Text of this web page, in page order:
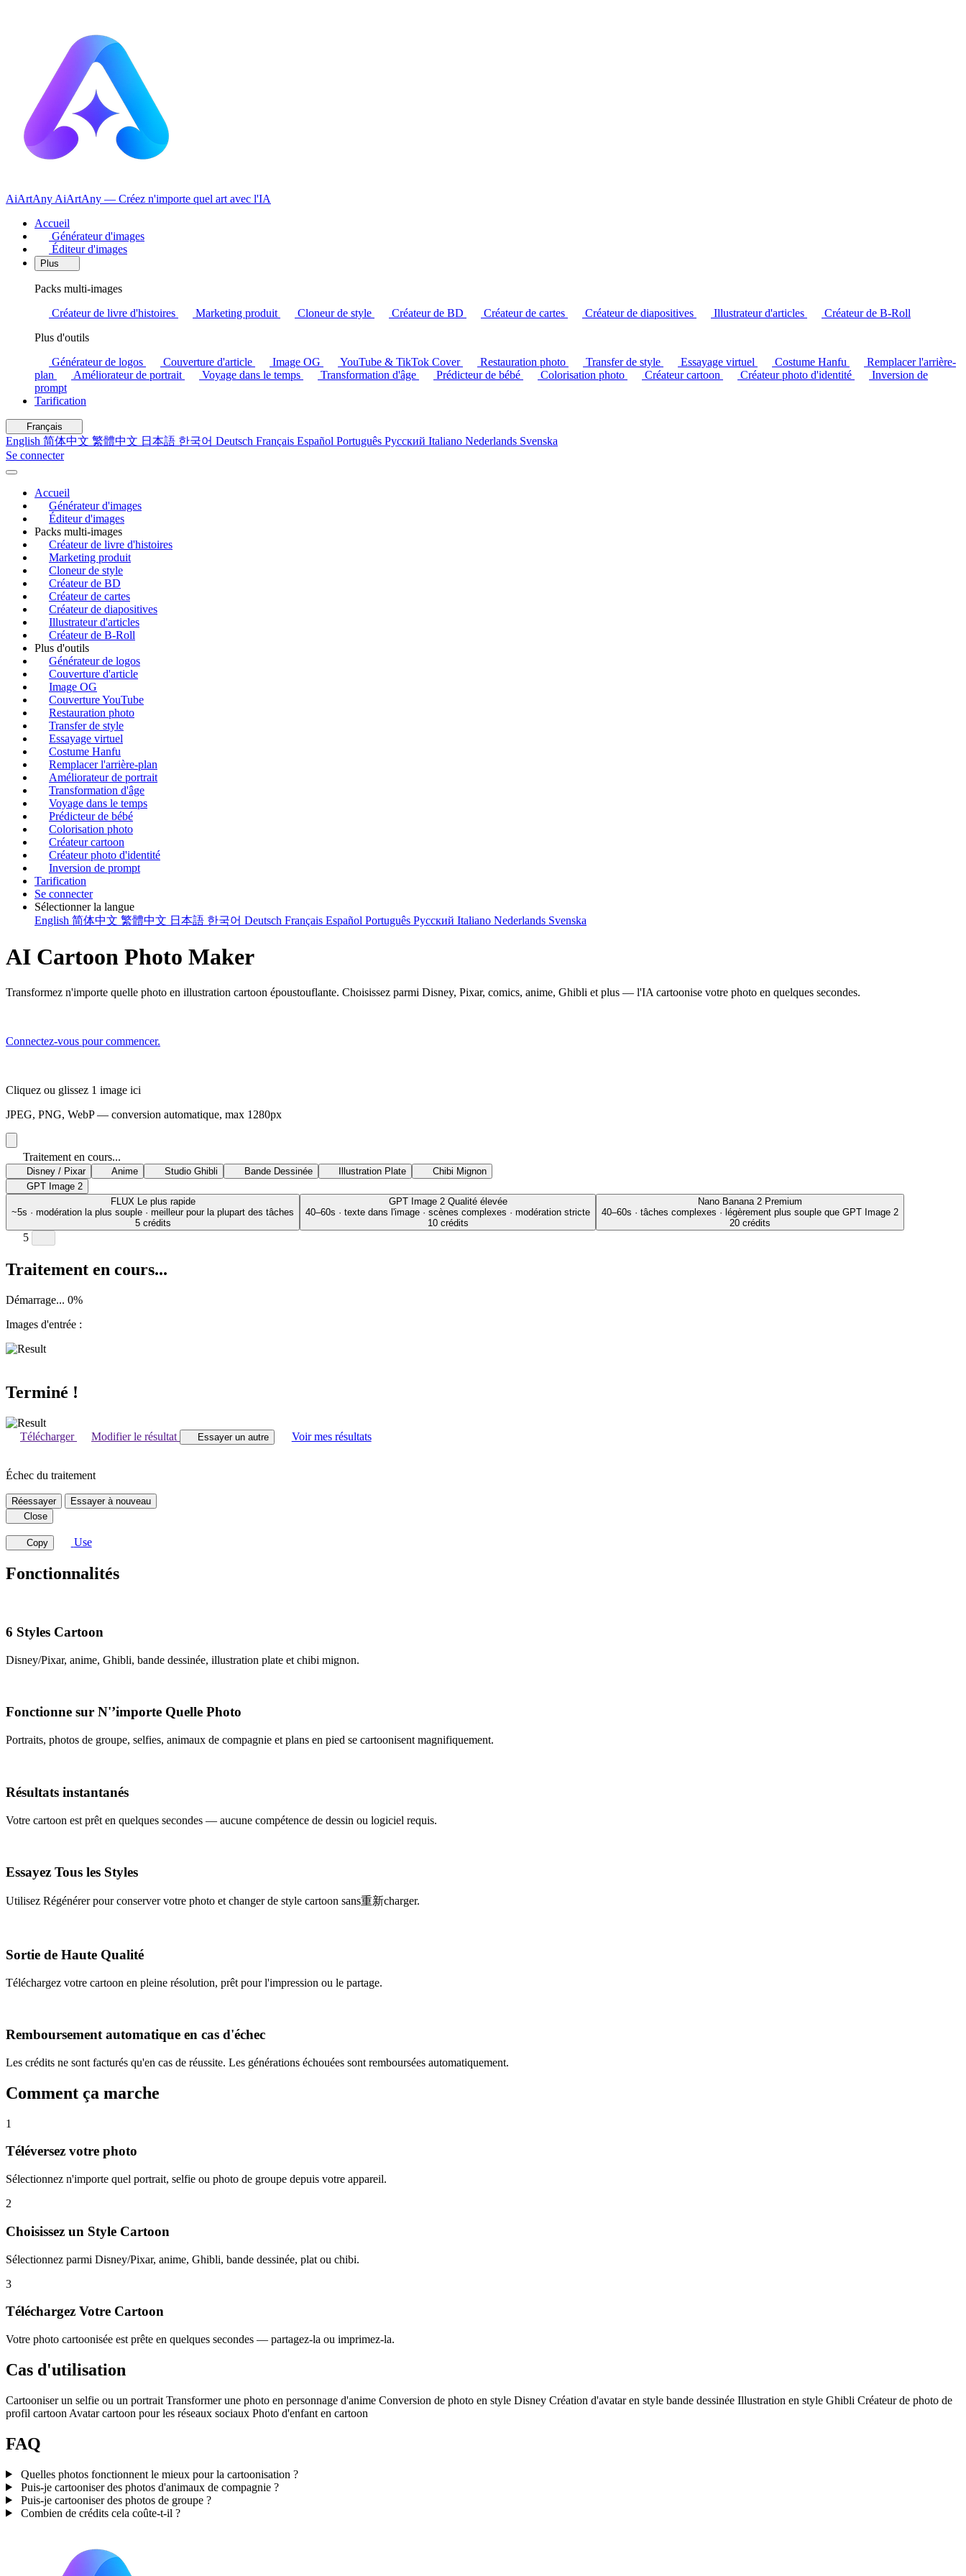
AiArtAny AiArtAny — Créez n'importe quel art avec l'IA
Accueil
Générateur d'images
Éditeur d'images
Plus
Packs multi-images
Créateur de livre d'histoires
Marketing produit Cloneur de style Créateur de BD Créateur de cartes Créateur de diapositives Illustrateur d'articles
Créateur de B-Roll
Plus d'outils
Générateur de logos
Couverture d'article Image OG YouTube & TikTok Cover Restauration photo Transfer de style Essayage virtuel Costume Hanfu
Remplacer l'arrière-
plan
Améliorateur de portrait Voyage dans le temps Transformation d'âge Prédicteur de bébé Colorisation photo Créateur cartoon Créateur photo d'identité
Inversion de
prompt
Tarification
Français
English 简体中文 繁體中文 日本語 한국어 Deutsch Français Español Português Русский Italiano Nederlands Svenska
Se connecter
Accueil
Générateur d'images
Éditeur d'images
Packs multi-images
Créateur de livre d'histoires
Marketing produit
Cloneur de style
Créateur de BD
Créateur de cartes
Créateur de diapositives
Illustrateur d'articles
Créateur de B-Roll
Plus d'outils
Générateur de logos
Couverture d'article
Image OG
Couverture YouTube
Restauration photo
Transfer de style
Essayage virtuel
Costume Hanfu
Remplacer l'arrière-plan
Améliorateur de portrait
Transformation d'âge
Voyage dans le temps
Prédicteur de bébé
Colorisation photo
Créateur cartoon
Créateur photo d'identité
Inversion de prompt
Tarification
Se connecter
Sélectionner la langue
English 简体中文 繁體中文 日本語 한국어 Deutsch Français Español Português Русский Italiano Nederlands Svenska
AI Cartoon Photo Maker
Transformez n'importe quelle photo en illustration cartoon époustouflante. Choisissez parmi Disney, Pixar, comics, anime, Ghibli et plus — l'IA cartoonise votre photo en quelques secondes.
Connectez-vous pour commencer.
Cliquez ou glissez 1 image ici
JPEG, PNG, WebP — conversion automatique, max 1280px
Traitement en cours...
Disney / Pixar Anime Studio Ghibli Bande Dessinée Illustration Plate
Chibi Mignon
GPT Image 2
FLUX
Le plus rapide
~5s · modération la plus souple · meilleur pour la plupart des tâches
5 crédits
GPT Image 2 Qualité élevée
40–60s · texte dans l'image · scènes complexes · modération stricte
10 crédits
Nano Banana 2 Premium
40–60s · tâches complexes · légèrement plus souple que GPT Image 2
20 crédits
5
Traitement en cours...
Démarrage... 0%
Images d'entrée :
Terminé !
Télécharger Modifier le résultat Essayer un autre Voir mes résultats
Échec du traitement
Réessayer
Essayer à nouveau
Close
Copy Use
Fonctionnalités
6 Styles Cartoon
Disney/Pixar, anime, Ghibli, bande dessinée, illustration plate et chibi mignon.
Fonctionne sur N'’importe Quelle Photo
Portraits, photos de groupe, selfies, animaux de compagnie et plans en pied se cartoonisent magnifiquement.
Résultats instantanés
Votre cartoon est prêt en quelques secondes — aucune compétence de dessin ou logiciel requis.
Essayez Tous les Styles
Utilisez Régénérer pour conserver votre photo et changer de style cartoon sans重新charger.
Sortie de Haute Qualité
Téléchargez votre cartoon en pleine résolution, prêt pour l'impression ou le partage.
Remboursement automatique en cas d'échec
Les crédits ne sont facturés qu'en cas de réussite. Les générations échouées sont remboursées automatiquement.
Comment ça marche
1
Téléversez votre photo
Sélectionnez n'importe quel portrait, selfie ou photo de groupe depuis votre appareil.
2
Choisissez un Style Cartoon
Sélectionnez parmi Disney/Pixar, anime, Ghibli, bande dessinée, plat ou chibi.
3
Téléchargez Votre Cartoon
Votre photo cartoonisée est prête en quelques secondes — partagez-la ou imprimez-la.
Cas d'utilisation
Cartooniser un selfie ou un portrait Transformer une photo en personnage d'anime Conversion de photo en style Disney Création d'avatar en style bande dessinée Illustration en style Ghibli Créateur de photo de
profil cartoon Avatar cartoon pour les réseaux sociaux Photo d'enfant en cartoon
FAQ
Quelles photos fonctionnent le mieux pour la cartoonisation ?
Puis-je cartooniser des photos d'animaux de compagnie ?
Puis-je cartooniser des photos de groupe ?
Combien de crédits cela coûte-t-il ?